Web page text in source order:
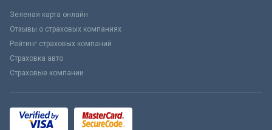
Зеленая карта онлайн
Отзывы о страховых компаниях
Рейтинг страховых компаний
Страховка авто
Страховые компании